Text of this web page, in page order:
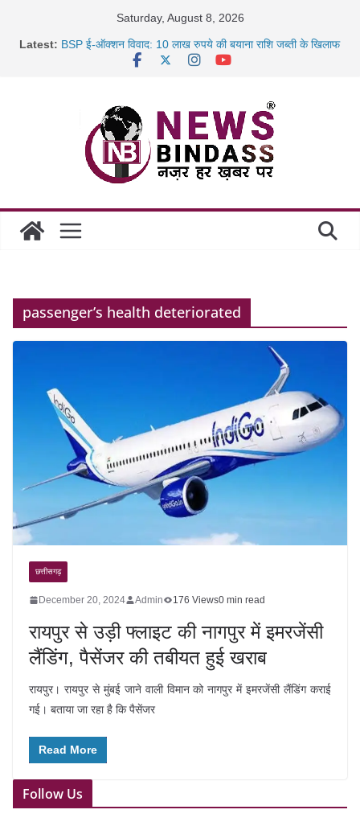
Saturday, August 8, 2026
Latest: BSP ई-ऑक्शन विवाद: 10 लाख रुपये की बयाना राशि जब्ती के खिलाफ
साइबर ठगी पर दुर्ग पुलिस का बड़ा एक्शन: 13 म्यूल बैंक खाताधारक
गिरफ्तार
passenger’s health deteriorated
छत्तीसगढ़
December 20, 2024 Admin 176 Views0 min read
रायपुर से उड़ी फ्लाइट की नागपुर में इमरजेंसी
लैंडिंग, पैसेंजर की तबीयत हुई खराब
रायपुर। रायपुर से मुंबई जाने वाली विमान को नागपुर में इमरजेंसी लैंडिंग कराई
गई। बताया जा रहा है कि पैसेंजर
Read More
Follow Us